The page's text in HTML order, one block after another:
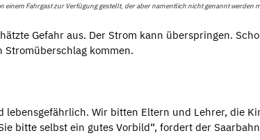
einem Fahrgast zur Verfügung gestellt, der aber namentlich nicht genannt werden
Gefahr aus. Der Strom kann überspringen.
kommen.
lebensgefährlich. Wir bitten Eltern und Lehrer, die
bitte selbst ein gutes Vorbild“, fordert der